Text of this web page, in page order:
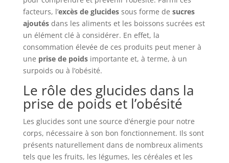
facteurs, l’excès de glucidessous forme de sucres
ajoutésdans les aliments et les boissons sucrées est
un élément clé à considérer. En effet, la
consommation élevée de ces produits peut mener à
une prise de poidsimportante et, à terme, à un
surpoids ou à l’obésité.
Le rôle des glucides dans la
prise de poids et l’obésité
Les glucides sont une source d’énergie pour notre
corps, nécessaire à son bon fonctionnement. Ils sont
présents naturellement dans de nombreux aliments
tels que les fruits, les légumes, les céréales et les